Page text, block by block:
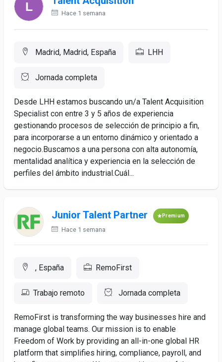
Hace 1 semana
Madrid, Madrid, España LHH
Jornada completa
Desde LHH estamos buscando un/a Talent Acquisition
Specialist con entre 3 y 5 años de experiencia
gestionando procesos de selección de principio a fin,
para incorporarse a un entorno dinámico y orientado a
negocio.Buscamos a una persona con alta autonomía,
mentalidad analítica y experiencia en la selección de
perfiles del ámbito industrial.Cuál...
Junior Talent Partner Premium
Hace 1 semana
, España RemoFirst
Trabajo remoto Jornada completa
RemoFirst is transforming the way businesses hire and
manage global teams. Our mission is to enable
Freedom of Work by providing an all-in-one global HR
platform that simplifies hiring, compliance, payroll, and